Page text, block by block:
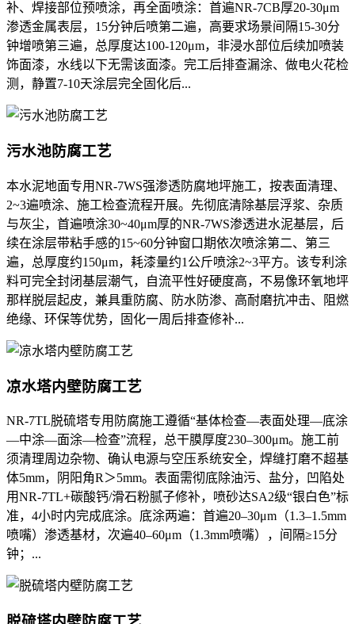
补、焊接部位预喷涂，再全面喷涂：首遍NR-7CB厚20-30μm
渗透金属表层，15分钟后喷第二遍，高要求场景间隔15-30分
钟增喷第三遍，总厚度达100-120μm，非浸水部位后续加喷装
饰面漆，水线以下无需该面漆。完工后排查漏涂、做电火花检
测，静置7-10天涂层完全固化后...
污水池防腐工艺
本水泥地面专用NR-7WS强渗透防腐地坪施工，按表面清理、
2~3遍喷涂、施工检查流程开展。先彻底清除基层浮浆、杂质
与灰尘，首遍喷涂30~40μm厚的NR-7WS渗透进水泥基层，后
续在涂层带粘手感的15~60分钟窗口期依次喷涂第二、第三
遍，总厚度约150μm，耗漆量约1公斤喷涂2~3平方。该专利涂
料可完全封闭基层潮气，自流平性好硬度高，不易像环氧地坪
那样脱层起皮，兼具重防腐、防水防渗、高耐磨抗冲击、阻燃
绝缘、环保等优势，固化一周后排查修补...
凉水塔内壁防腐工艺
NR-7TL脱硫塔专用防腐施工遵循“基体检查—表面处理—底涂
—中涂—面涂—检查”流程，总干膜厚度230–300μm。施工前
须清理周边杂物、确认电源与空压系统安全，焊缝打磨不超基
体5mm，阴阳角R＞5mm。表面需彻底除油污、盐分，凹陷处
用NR-7TL+碳酸钙/滑石粉腻子修补，喷砂达SA2级“银白色”标
准，4小时内完成底涂。底涂两遍：首遍20–30μm（1.3–1.5mm
喷嘴）渗透基材，次遍40–60μm（1.3mm喷嘴），间隔≥15分
钟；...